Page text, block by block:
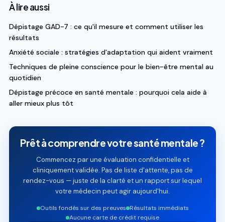
À lire aussi
Dépistage GAD-7 : ce qu'il mesure et comment utiliser les
résultats
Anxiété sociale : stratégies d'adaptation qui aident vraiment
Techniques de pleine conscience pour le bien-être mental au
quotidien
Dépistage précoce en santé mentale : pourquoi cela aide à
aller mieux plus tôt
Prêt à comprendre votre santé mentale ?
Commencez par une évaluation confidentielle et
cliniquement validée. Pas de liste d'attente, pas de
rendez-vous — juste de la clarté et un rapport sur lequel
votre médecin peut agir aujourd'hui.
Outils fondés sur des preuves Résultats immédiats
Aucune carte de crédit requise